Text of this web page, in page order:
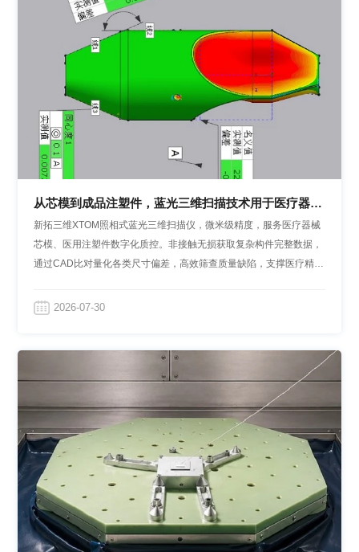
从芯模到成品注塑件，蓝光三维扫描技术用于医疗器械
结构件3D数字化质控
新拓三维XTOM照相式蓝光三维扫描仪，微米级精度，服务医疗器械
芯模、医用注塑件数字化质控。非接触无损获取复杂构件完整数据，
通过CAD比对量化各类尺寸偏差，高效筛查质量缺陷，支撑医疗精密
2026-07-30